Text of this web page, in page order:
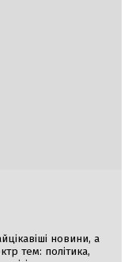
новини, а
тем: політика,